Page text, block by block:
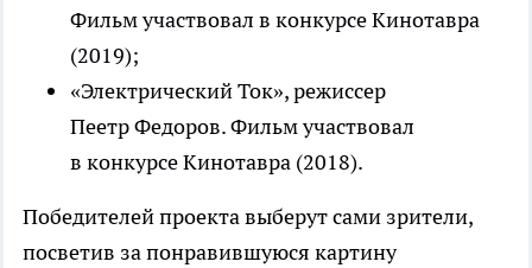
Фильм участвовал в конкурсе Кинотавра
(2019);
«Электрический Ток», режиссер
Пеетр Федоров. Фильм участвовал
в конкурсе Кинотавра (2018).
Победителей проекта выберут сами зрители,
посветив за понравившуюся картину